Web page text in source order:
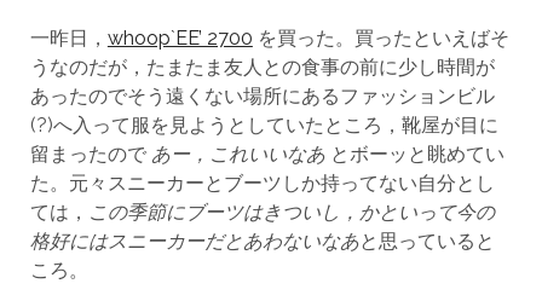
一昨日， whoop`EE’ 2700 を買った。買ったといえばそ
うなのだが，たまたま友人との食事の前に少し時間が
あったのでそう遠くない場所にあるファッションビル
(?)へ入って服を見ようとしていたところ，靴屋が目に
留まったので あー，これいいなあとボーッと眺めてい
た。元々スニーカーとブーツしか持ってない自分とし
ては， この季節にブーツはきついし，かといって今の
格好にはスニーカーだとあわないなあと思っていると
ころ。